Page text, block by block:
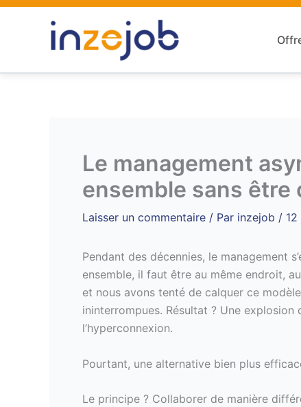
Aller
Le management
ensemble sans être
Laisser un commentaire / Par inzejob /
Pendant des décennies, le management
ensemble, il faut être au même endroit,
et nous avons tenté de calquer ce
ininterrompues. Résultat ? Une
l’hyperconnexion.
Pourtant, une alternative bien plus
Le principe ? Collaborer de manière